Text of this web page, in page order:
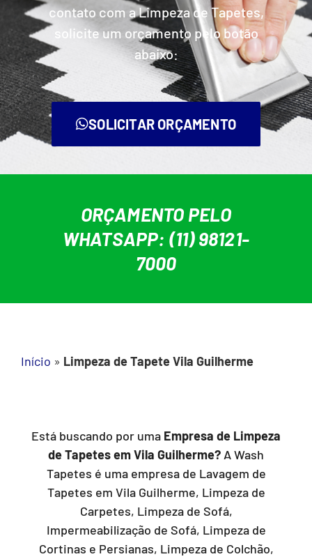
contato com a Limpeza de Tapetes,
solicite um orçamento pelo botão
abaixo:
SOLICITAR ORÇAMENTO
ORÇAMENTO PELO
WHATSAPP: (11) 98121-
7000
Início » Limpeza de Tapete Vila Guilherme
Está buscando por uma Empresa de Limpeza
de Tapetes em Vila Guilherme? A Wash
Tapetes é uma empresa de Lavagem de
Tapetes em Vila Guilherme, Limpeza de
Carpetes, Limpeza de Sofá,
Impermeabilização de Sofá, Limpeza de
Cortinas e Persianas, Limpeza de Colchão,